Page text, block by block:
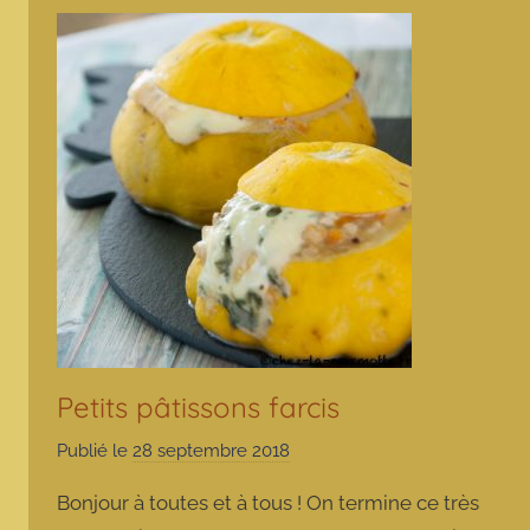
Petits pâtissons farcis
Publié le 28 septembre 2018
r
Bonjour à toutes et à tous ! On termine ce très